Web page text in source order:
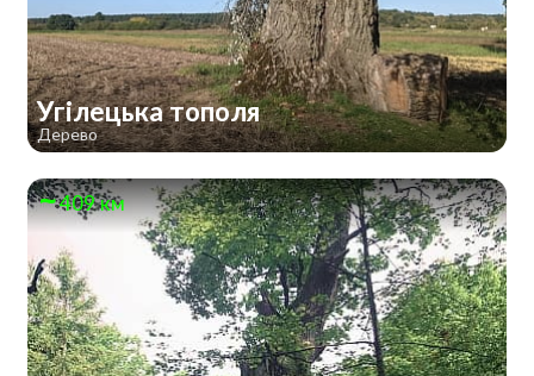
Угілецька тополя
Дерево
409 км